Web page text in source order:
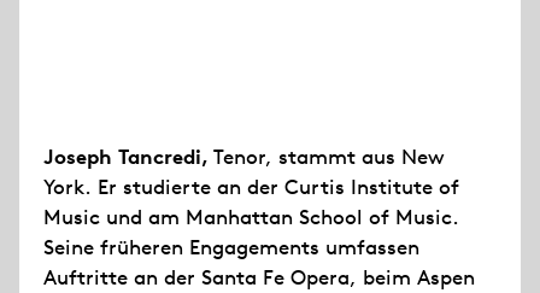
Joseph Tancredi, Tenor, stammt aus New
York. Er studierte an der Curtis Institute of
Music und am Manhattan School of Music.
Seine früheren Engagements umfassen
Auftritte an der Santa Fe Opera, beim Aspen